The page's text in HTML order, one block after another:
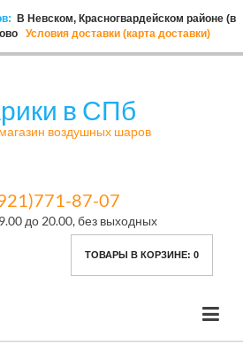
В Невском, Красногвардейском районе (в
Условия доставки (карта доставки)
в СПб
воздушных шаров
87-07
до 20.00, без выходных
ТОВАРЫ В КОРЗИНЕ: 0